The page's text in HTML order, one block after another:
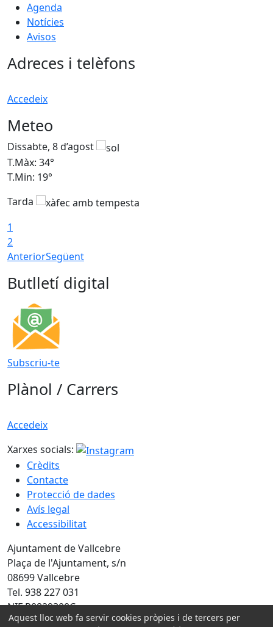
Agenda
Notícies
Avisos
Adreces i telèfons
Accedeix
Meteo
Dissabte, 8 d’agost
T.Màx: 34°
T.Min: 19°
Tarda
1
2
AnteriorSegüent
Butlletí digital
Subscriu-te
Plànol / Carrers
Accedeix
Xarxes socials:
Crèdits
Contacte
Protecció de dades
Avís legal
Accessibilitat
Ajuntament de Vallcebre
Plaça de l'Ajuntament, s/n
08699 Vallcebre
Tel. 938 227 031
NIF P0829300C
Aquest lloc web fa servir cookies pròpies i de tercers per